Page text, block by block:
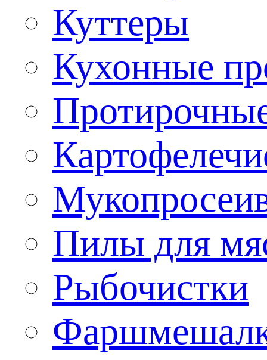
Куттеры
Кухонные
Пилы для
Рыбочистки